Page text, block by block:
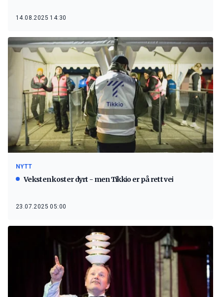
14.08.2025 14:30
NYTT
Veksten koster dyrt - men Tikkio er på rett vei
23.07.2025 05:00